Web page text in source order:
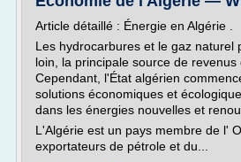
Article détaillé : Énergie en Algérie .
Les hydrocarbures et le gaz naturel
loin, la principale source de revenus
Cependant, l'État algérien
solutions économiques et
dans les énergies nouvelles et
L'Algérie est un pays membre de l'
exportateurs de pétrole et du...